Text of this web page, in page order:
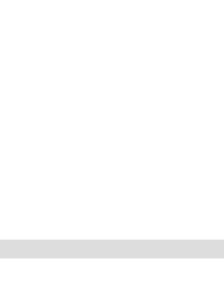
avec les actes diagnostiques ou thérapeutiques